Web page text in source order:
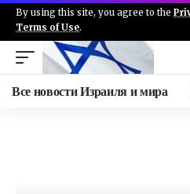
By using this site, you agree to the
Terms of Use.
Все новости Израиля и мира